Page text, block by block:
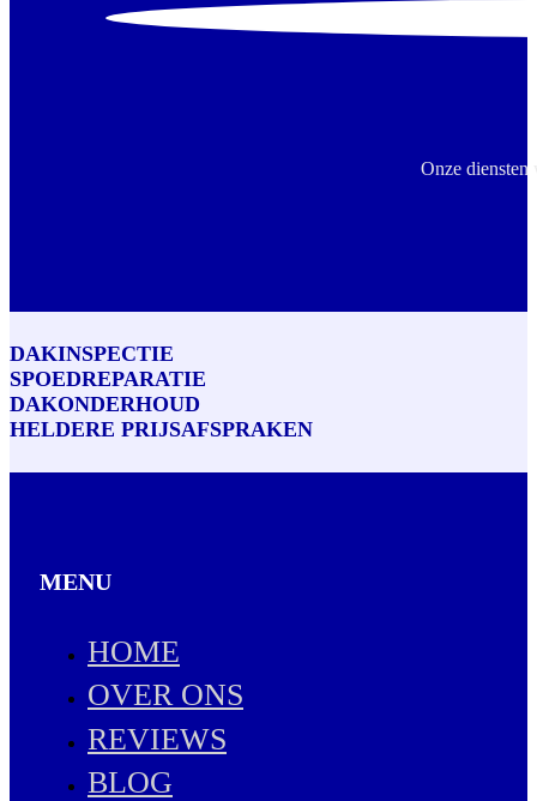
Onze diensten
DAKINSPECTIE
SPOEDREPARATIE
DAKONDERHOUD
HELDERE PRIJSAFSPRAKEN
MENU
HOME
OVER ONS
REVIEWS
BLOG